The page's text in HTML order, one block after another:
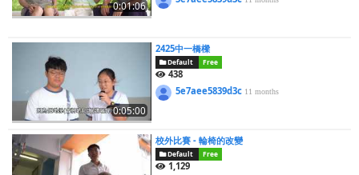
0:01:06
0:05:00
2425中一橋樑
Default Free
438
5e7aee5839d3c 11 months
校外比賽 - 輪椅的改變
Default Free
1,129